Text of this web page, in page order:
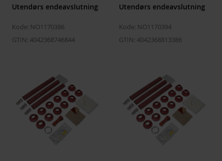
Utendørs endeavslutning
Kode: NO1170386
GTIN: 4042368746844
Utendørs endeavslutning
Kode: NO1170394
GTIN: 4042368813386